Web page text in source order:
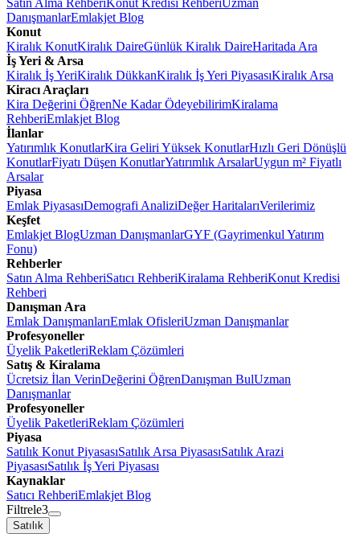
Satın Alma RehberiKonut Kredisi RehberiUzman
DanışmanlarEmlakjet Blog
Konut
Kiralık KonutKiralık DaireGünlük Kiralık DaireHaritada Ara
İş Yeri & Arsa
Kiralık İş YeriKiralık DükkanKiralık İş Yeri PiyasasıKiralık Arsa
Kiracı Araçları
Kira Değerini ÖğrenNe Kadar ÖdeyebilirimKiralama
RehberiEmlakjet Blog
İlanlar
Yatırımlık KonutlarKira Geliri Yüksek KonutlarHızlı Geri Dönüşlü
KonutlarFiyatı Düşen KonutlarYatırımlık ArsalarUygun m² Fiyatlı
Arsalar
Piyasa
Emlak PiyasasıDemografi AnaliziDeğer HaritalarıVerilerimiz
Keşfet
Emlakjet BlogUzman DanışmanlarGYF (Gayrimenkul Yatırım
Fonu)
Rehberler
Satın Alma RehberiSatıcı RehberiKiralama RehberiKonut Kredisi
Rehberi
Danışman Ara
Emlak DanışmanlarıEmlak OfisleriUzman Danışmanlar
Profesyoneller
Üyelik PaketleriReklam Çözümleri
Satış & Kiralama
Ücretsiz İlan VerinDeğerini ÖğrenDanışman BulUzman
Danışmanlar
Profesyoneller
Üyelik PaketleriReklam Çözümleri
Piyasa
Satılık Konut PiyasasıSatılık Arsa PiyasasıSatılık Arazi
PiyasasıSatılık İş Yeri Piyasası
Kaynaklar
Satıcı RehberiEmlakjet Blog
Filtrele3
Satılık